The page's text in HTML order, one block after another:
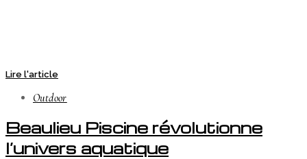
Lire l'article
Outdoor
Beaulieu Piscine révolutionne
l’univers aquatique